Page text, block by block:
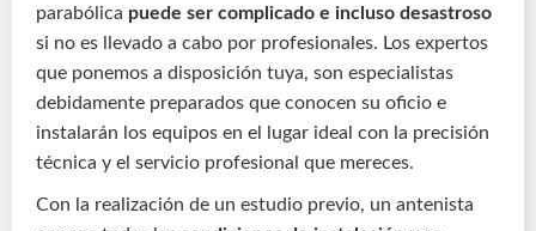
parabólica puede ser complicado e incluso desastroso
si no es llevado a cabo por profesionales. Los expertos
que ponemos a disposición tuya, son especialistas
debidamente preparados que conocen su oficio e
instalarán los equipos en el lugar ideal con la precisión
técnica y el servicio profesional que mereces.
Con la realización de un estudio previo, un antenista